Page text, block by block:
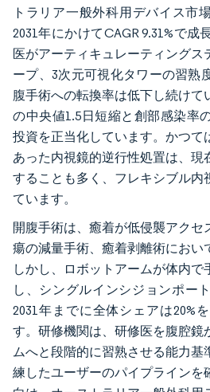
トラリア一般外科用デバイス市
2031年にかけてCAGR 9.31%で
医がアーティキュレーティングス
ープ、3次元可視化タワーの習熟
腹手術への転換率は低下し続けて
の中央値1.5日短縮と創部感染率
投資を正当化しています。かつて
あった内視鏡的逆行性処置は、現
することも多く、フレキシブル内
ています。
開腹手術は、癒着が低侵襲アクセ
瘍の減量手術、癒着剥離術におい
しかし、ロボットアームが体内
し、シングルインシジョンポー
2031年までに全体シェアは20%
す。研修機関は、研修医を腹腔鏡
ムへと段階的に習熟させる能力基
練したユーザーのパイプラインを